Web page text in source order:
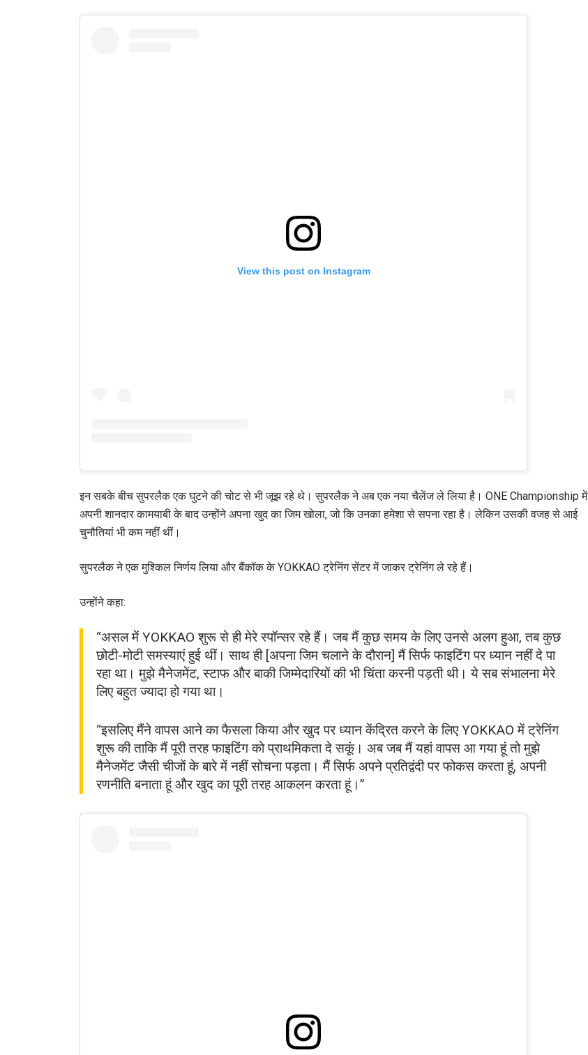
View this post on Instagram
इन सबके बीच सुपरलैक एक घुटने की चोट से भी जूझ रहे थे। सुपरलैक ने अब एक नया चैलेंज ले लिया है। ONE Championship में
अपनी शानदार कामयाबी के बाद उन्होंने अपना खुद का जिम खोला, जो कि उनका हमेशा से सपना रहा है। लेकिन उसकी वजह से आई
चुनौतियां भी कम नहीं थीं।
सुपरलैक ने एक मुश्किल निर्णय लिया और बैंकॉक के YOKKAO ट्रेनिंग सेंटर में जाकर ट्रेनिंग ले रहे हैं।
उन्होंने कहा:
“असल में YOKKAO शुरू से ही मेरे स्पॉन्सर रहे हैं। जब मैं कुछ समय के लिए उनसे अलग हुआ, तब कुछ
छोटी-मोटी समस्याएं हुई थीं। साथ ही [अपना जिम चलाने के दौरान] मैं सिर्फ फाइटिंग पर ध्यान नहीं दे पा
रहा था। मुझे मैनेजमेंट, स्टाफ और बाकी जिम्मेदारियों की भी चिंता करनी पड़ती थी। ये सब संभालना मेरे
लिए बहुत ज्यादा हो गया था।
“इसलिए मैंने वापस आने का फैसला किया और खुद पर ध्यान केंद्रित करने के लिए YOKKAO में ट्रेनिंग
शुरू की ताकि मैं पूरी तरह फाइटिंग को प्राथमिकता दे सकूं। अब जब मैं यहां वापस आ गया हूं तो मुझे
मैनेजमेंट जैसी चीजों के बारे में नहीं सोचना पड़ता। मैं सिर्फ अपने प्रतिद्वंदी पर फोकस करता हूं, अपनी
रणनीति बनाता हूं और खुद का पूरी तरह आकलन करता हूं।”
your information under our